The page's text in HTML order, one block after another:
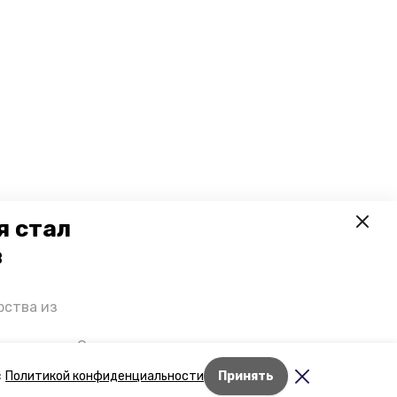
Политикой конфиденциальности Принять
стал
из
премьеры. О
Лента новостей